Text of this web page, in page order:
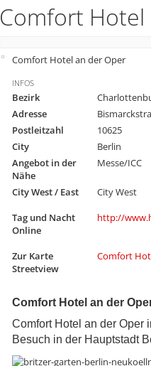
Comfort
Comfort Hotel an der Oper
INFOS
Bezirk
Adresse
Postleitzahl
10625
City
Berlin
Angebot in der
Nähe
Messe/ICC
City West / East
City West
Tag und Nacht
Online
http://
Zur Karte
Streetview
Comfort
Comfort Hotel an der
Comfort Hotel an der Oper
Besuch in der Hauptstadt